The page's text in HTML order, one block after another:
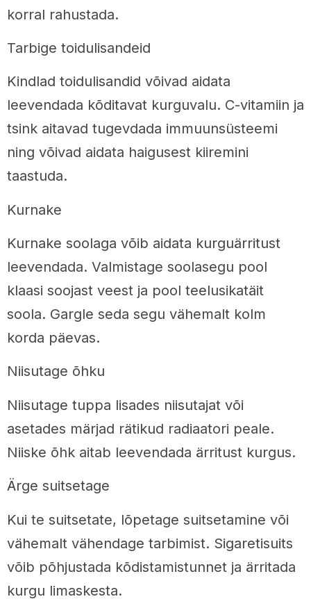
korral rahustada.
Tarbige toidulisandeid
Kindlad toidulisandid võivad aidata
leevendada kõditavat kurguvalu. C-vitamiin ja
tsink aitavad tugevdada immuunsüsteemi
ning võivad aidata haigusest kiiremini
taastuda.
Kurnake
Kurnake soolaga võib aidata kurguärritust
leevendada. Valmistage soolasegu pool
klaasi soojast veest ja pool teelusikatäit
soola. Gargle seda segu vähemalt kolm
korda päevas.
Niisutage õhku
Niisutage tuppa lisades niisutajat või
asetades märjad rätikud radiaatori peale.
Niiske õhk aitab leevendada ärritust kurgus.
Ärge suitsetage
Kui te suitsetate, lõpetage suitsetamine või
vähemalt vähendage tarbimist. Sigaretisuits
võib põhjustada kõdistamistunnet ja ärritada
kurgu limaskesta.